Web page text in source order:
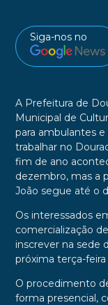
Siga-nos no
A Prefeitura de
Municipal de
para ambulantes
trabalhar no
fim de ano
dezembro, mas a
João segue até o
Os interessados
comercialização
inscrever na sede
próxima terça-feira
O procedimento
forma presencial,